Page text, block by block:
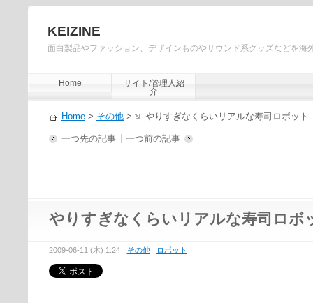
KEIZINE
面白製品やファッション、デザインものやサウンド系グッズなどを海
Home
サイト/管理人紹
介
Home > その他 > やりすぎなくらいリアルな寿司ロボット
一つ先の記事 一つ前の記事
やりすぎなくらいリアルな寿司ロボ
2009-06-11 (木) 1:24 その他 ロボット